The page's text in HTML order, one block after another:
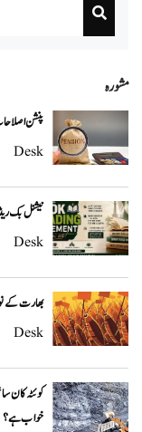
مشورہ
پنشن
Desk
نیشنل بک
Desk
بھارت کے
Desk
کوئٹہ کان
خواب ہے؟